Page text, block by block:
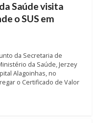
Saúde visita
o SUS em
da Secretaria de
da Saúde, Jerzey
Alagoinhas, no
o Certificado de Valor